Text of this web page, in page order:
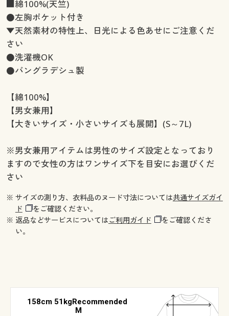
■綿100%(天竺)
●左胸ポケット付き
▼天然素材の特性上、日光による色あせにご注意くだ
さい
●洗濯機OK
●バングラデシュ製
【綿100%】
【男女兼用】
【大きいサイズ・小さいサイズも展開】(S～7L)
※男女兼用アイテムは男性のサイズ設定となっており
ますので女性の方はワンサイズ下を目安にお選びくだ
さい
※ サイズの測り方、衣料品のヌード寸法については共通サイズガイ
ド
をご確認ください。
※ 返品などサービスについてはご利用ガイド
をご確認くださ
い。
158cm 51kgRecommended
M